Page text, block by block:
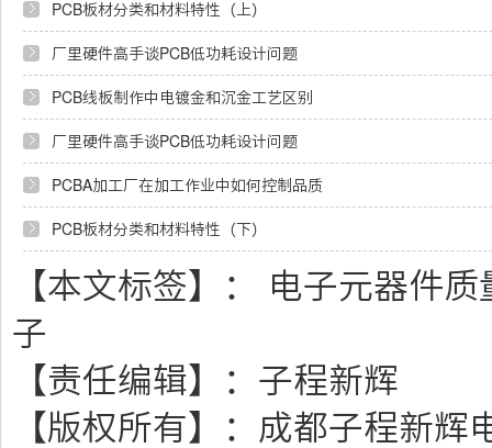
PCB板材分类和材料特性（上）
厂里硬件高手谈PCB低功耗设计问题
PCB线板制作中电镀金和沉金工艺区别
厂里硬件高手谈PCB低功耗设计问题
PCBA加工厂在加工作业中如何控制品质
PCB板材分类和材料特性（下）
【本文标签】：
电子元器件
子
【责任编辑】： 子程新辉
【版权所有】： 成都子程新辉